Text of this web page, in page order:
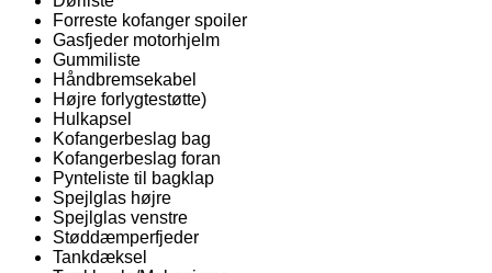
Forreste kofanger spoiler
Gasfjeder motorhjelm
Gummiliste
Håndbremsekabel
Højre forlygtestøtte)
Hulkapsel
Kofangerbeslag bag
Kofangerbeslag foran
Pynteliste til bagklap
Spejlglas højre
Spejlglas venstre
Støddæmperfjeder
Tankdæksel